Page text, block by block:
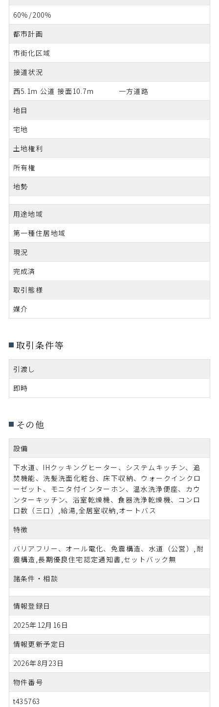
60％/200％
都市計画
市街化区域
接道状況
西5.1m 公道 接面10.7m 一方道路
地目
宅地
土地権利
所有権
地勢
用途地域
第一種住居地域
現況
完成済
取引態様
媒介
取引条件等
引渡し
即時
その他
設備
下水道、IHクッキングヒーター、システムキッチン、追
焚機能、洗髪洗面化粧台、床下収納、ウォークインクロ
ーゼット、モニタ付インターホン、温水洗浄便座、カウ
ンターキッチン、浴室乾燥機、食器洗浄乾燥機、コンロ
口数（三口）,給湯,全居室収納,オートバス
特徴
バリアフリー、オール電化、免震構造、水道（公営）,耐
震構造,長期優良住宅認定通知書,セットバック無
諸条件・相談
情報登録日
2025年12月16日
情報更新予定日
2026年8月23日
物件番号
t435763